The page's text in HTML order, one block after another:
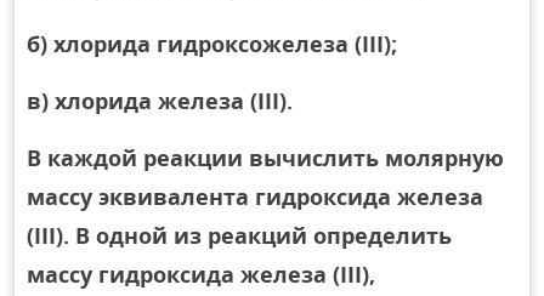
б) хлорида гидроксожелеза (III);
в) хлорида железа (III).
В каждой реакции вычислить молярную
массу эквивалента гидроксида железа
(III). В одной из реакций определить
массу гидроксида железа (III),